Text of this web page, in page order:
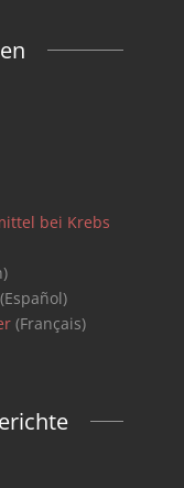
bei Krebs
(Français)